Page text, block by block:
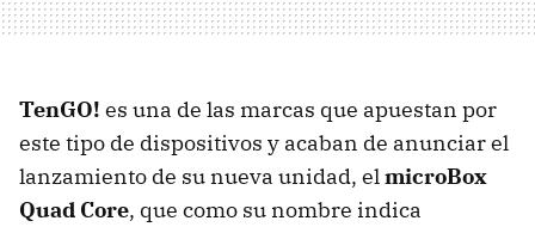
TenGO! es una de las marcas que apuestan por
este tipo de dispositivos y acaban de anunciar el
lanzamiento de su nueva unidad, el microBox
Quad Core, que como su nombre indica